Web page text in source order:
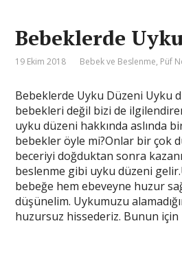
Bebeklerde
19 Ekim 2018 Bebek ve Beslenme, Püf
Bebeklerde Uyku Düzeni Uyku
bebekleri değil bizi de
uyku düzeni hakkında aslında
bebekler öyle mi?Onlar bir çok
beceriyi doğduktan sonra
beslenme gibi uyku düzeni
bebeğe hem ebeveyne huzur
düşünelim. Uykumuzu
huzursuz hissederiz. Bunun